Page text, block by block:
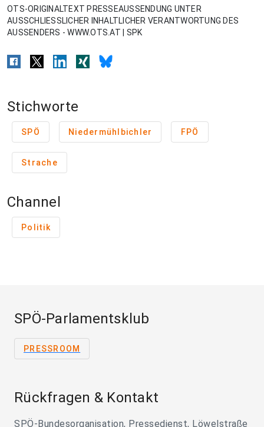
OTS-ORIGINALTEXT PRESSEAUSSENDUNG UNTER
AUSSCHLIESSLICHER INHALTLICHER VERANTWORTUNG DES
AUSSENDERS - WWW.OTS.AT | SPK
Stichworte
SPÖ Niedermühlbichler FPÖ
Strache
Channel
Politik
SPÖ-Parlamentsklub
PRESSROOM
Rückfragen & Kontakt
SPÖ-Bundesorganisation, Pressedienst, Löwelstraße